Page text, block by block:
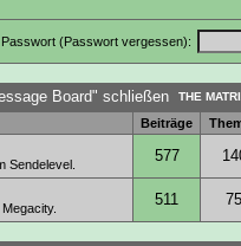
Passwort (Passwort vergessen):
THE
Beiträge
Sendelevel. 577
511 75